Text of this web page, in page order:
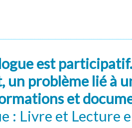
est
un problème lié à
et
: Livre et Lecture